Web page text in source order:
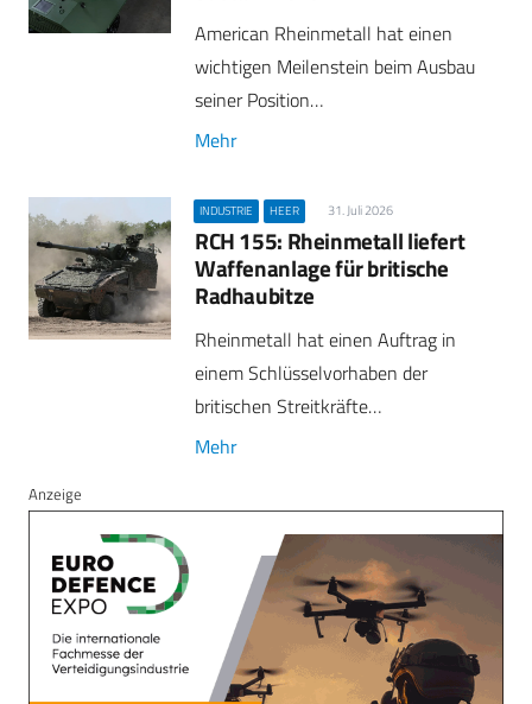
American Rheinmetall hat einen
wichtigen Meilenstein beim Ausbau
seiner Position…
Mehr
INDUSTRIE HEER 31. Juli 2026
RCH 155: Rheinmetall liefert
Waffenanlage für britische
Radhaubitze
Rheinmetall hat einen Auftrag in
einem Schlüsselvorhaben der
britischen Streitkräfte…
Mehr
Anzeige